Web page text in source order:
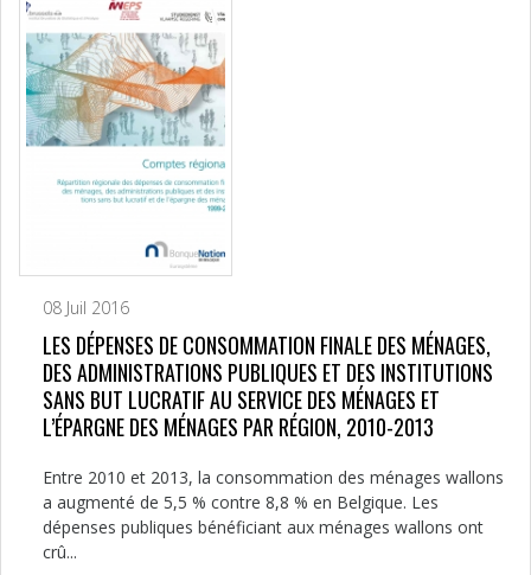
08 Juil 2016
LES DÉPENSES DE CONSOMMATION FINALE DES MÉNAGES,
DES ADMINISTRATIONS PUBLIQUES ET DES INSTITUTIONS
SANS BUT LUCRATIF AU SERVICE DES MÉNAGES ET
L’ÉPARGNE DES MÉNAGES PAR RÉGION, 2010-2013
Entre 2010 et 2013, la consommation des ménages wallons
a augmenté de 5,5 % contre 8,8 % en Belgique. Les
dépenses publiques bénéficiant aux ménages wallons ont
crû...